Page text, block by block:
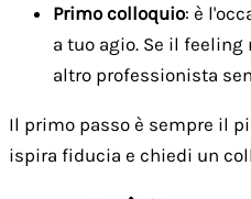
Primo colloquio: è
a tuo agio. Se il
altro professionista
Il primo passo è sempre il
ispira fiducia e chiedi un